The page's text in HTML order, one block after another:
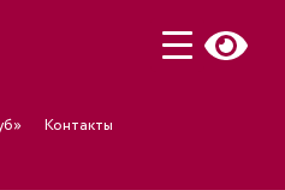
Контакты